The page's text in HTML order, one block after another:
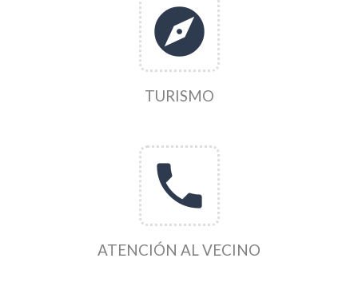
explore
TURISMO
phone
ATENCIÓN AL VECINO